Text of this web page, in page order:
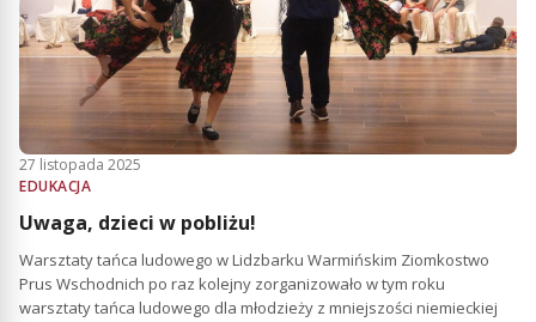
27 listopada 2025
EDUKACJA
Uwaga, dzieci w pobliżu!
Warsztaty tańca ludowego w Lidzbarku Warmińskim Ziomkostwo
Prus Wschodnich po raz kolejny zorganizowało w tym roku
warsztaty tańca ludowego dla młodzieży z mniejszości niemieckiej